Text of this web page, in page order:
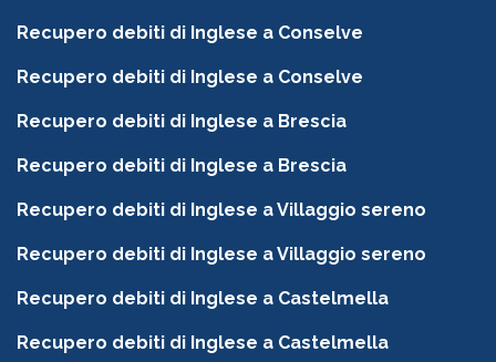
Recupero debiti di Inglese a Conselve
Recupero debiti di Inglese a Conselve
Recupero debiti di Inglese a Brescia
Recupero debiti di Inglese a Brescia
Recupero debiti di Inglese a Villaggio sereno
Recupero debiti di Inglese a Villaggio sereno
Recupero debiti di Inglese a Castelmella
Recupero debiti di Inglese a Castelmella